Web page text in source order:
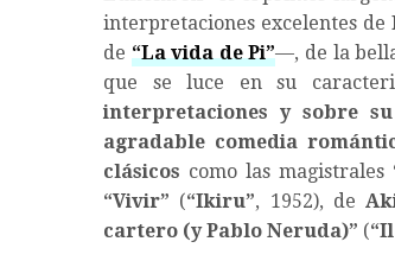
interpretaciones excelentes de
de “La vida de Pi”—, de la
que se luce en su
interpretaciones y sobre
agradable comedia
clásicos como las magistrales
“Vivir” (“Ikiru”, 1952), de
cartero (y Pablo Neruda)” (“Il